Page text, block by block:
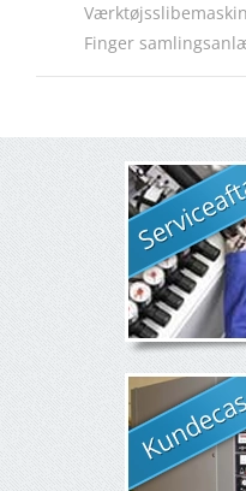
Finger